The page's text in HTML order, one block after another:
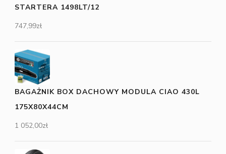
STARTERA 1498LT/12
747,99zł
BAGAŻNIK BOX DACHOWY MODULA CIAO 430L
175X80X44CM
1 052,00zł